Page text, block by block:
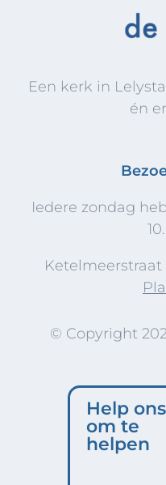
Een kerk in
én
Iedere zondag
Ketelmeerstraat
© Copyright
Help ons
om te
helpen